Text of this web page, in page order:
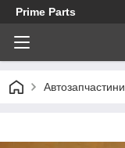
Prime Parts
Автозапчастини